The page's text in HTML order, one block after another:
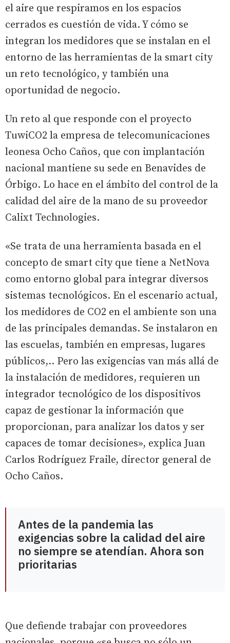
el aire que respiramos en los espacios
cerrados es cuestión de vida. Y cómo se
integran los medidores que se instalan en el
entorno de las herramientas de la smart city
un reto tecnológico, y también una
oportunidad de negocio.
Un reto al que responde con el proyecto
TuwiCO2 la empresa de telecomunicaciones
leonesa Ocho Caños, que con implantación
nacional mantiene su sede en Benavides de
Órbigo. Lo hace en el ámbito del control de la
calidad del aire de la mano de su proveedor
Calixt Technologies.
«Se trata de una herramienta basada en el
concepto de smart city que tiene a NetNova
como entorno global para integrar diversos
sistemas tecnológicos. En el escenario actual,
los medidores de CO2 en el ambiente son una
de las principales demandas. Se instalaron en
las escuelas, también en empresas, lugares
públicos,.. Pero las exigencias van más allá de
la instalación de medidores, requieren un
integrador tecnológico de los dispositivos
capaz de gestionar la información que
proporcionan, para analizar los datos y ser
capaces de tomar decisiones», explica Juan
Carlos Rodríguez Fraile, director general de
Ocho Caños.
Antes de la pandemia las
exigencias sobre la calidad del aire
no siempre se atendían. Ahora son
prioritarias
Que defiende trabajar con proveedores